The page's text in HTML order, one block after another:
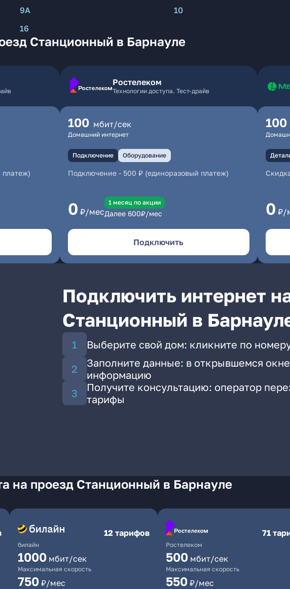
9А 10
16
Станционный в Барнауле
платеж)
Ростелеком
Технологии доступа. Тест-драйв
100 мбит/сек
Домашний интернет
Подключение Оборудование
Подключение- 500 ₽ (единоразовый платеж)
0 ₽/мес
1 месяц по акции
Далее 600₽/мес
Подключить
100
0 ₽/
Подключить интернет
Станционный в
Выберите свой дом: кликните по
Заполните данные: в открывшемся
информацию
Получите консультацию: оператор
тарифы
на проезд Станционный в Барнауле
билайн
12 тарифов
1000 мбит/сек
Максимальная скорость
750 ₽/мес
Ростелеком
71
500 мбит/сек
Максимальная скорость
550 ₽/мес